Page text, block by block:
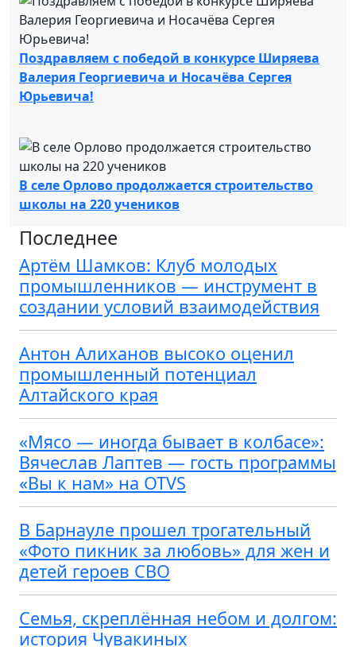
Поздравляем с победой в конкурсе Ширяева
Валерия Георгиевича и Носачёва Сергея
Юрьевича!
В селе Орлово продолжается строительство
школы на 220 учеников
Последнее
Артём Шамков: Клуб молодых
промышленников — инструмент в
создании условий взаимодействия
Антон Алиханов высоко оценил
промышленный потенциал
Алтайского края
«Мясо — иногда бывает в колбасе»:
Вячеслав Лаптев — гость программы
«Вы к нам» на OTVS
В Барнауле прошел трогательный
«Фото пикник за любовь» для жен и
детей героев СВО
Семья, скреплённая небом и долгом:
история Чувакиных